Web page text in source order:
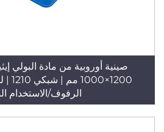
صينية أوروبية من مادة البولي
الرفوف/الاستخدام